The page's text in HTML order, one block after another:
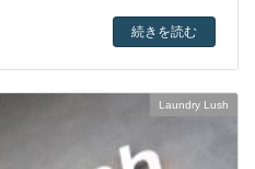
続きを読む
Laundry Lush